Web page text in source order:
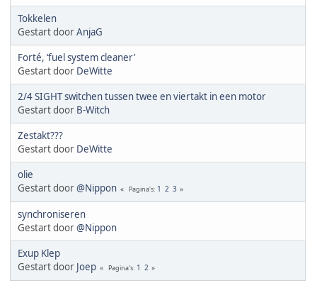
Tokkelen
Gestart doorAnjaG
Forté, ‘fuel system cleaner’
Gestart door DeWitte
2/4 SIGHT switchen tussen twee en viertakt in een motor
Gestart door B-Witch
Zestakt???
Gestart door DeWitte
olie
Gestart door@Nippon Pagina's 1 2 3
synchroniseren
Gestart door@Nippon
Exup Klep
Gestart door Joep Pagina's 1 2